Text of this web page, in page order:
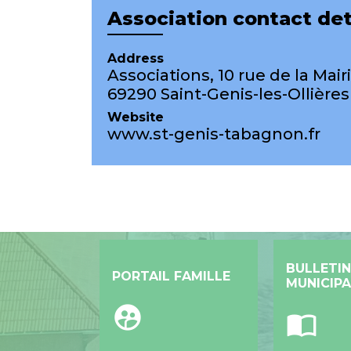
Association contact
Address
Associations, 10 rue de la
69290 Saint-Genis-les-Ollières
Website
www.st-genis-tabagnon.fr
PORTAIL FAMILLE
supervised_user_circle
BULLETIN
import_contacts